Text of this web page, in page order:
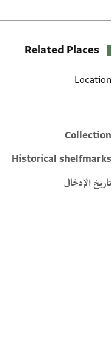
Related Places
Location
metadata
Collection
Historical shelfmarks
تاريخ الإدخال